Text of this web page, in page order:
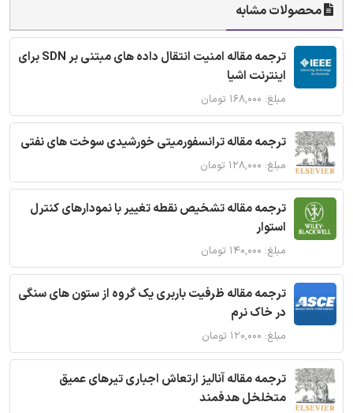
محصولات مشابه
ترجمه مقاله امنیت انتقال داده های مبتنی بر SDN برای
اینترنت اشیا
مبلغ: ۱۶۸,۰۰۰ تومان
ترجمه مقاله ترانسفورمیتی خورشیدی سوخت های نفتی
مبلغ: ۱۲۸,۰۰۰ تومان
ترجمه مقاله تشخیص نقطه تغییر با نمودارهای کنترل
استوار
مبلغ: ۱۴۰,۰۰۰ تومان
ترجمه مقاله ظرفیت باربری یک گروه از ستون های سنگی
در خاک نرم
مبلغ: ۱۲۰,۰۰۰ تومان
ترجمه مقاله آنالیز ارتعاش اجباری تیرهای عمیق
متخلخل هدفمند